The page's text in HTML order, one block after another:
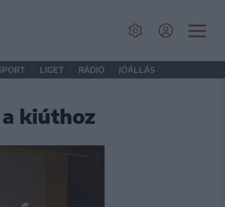
• LIGET • RÁDIÓ • JÓÁLLÁS
kiúthoz